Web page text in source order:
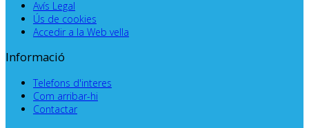
Avís Legal
Ús de cookies
Accedir a la Web vella
Informació
Telefons d'interes
Com arribar-hi
Contactar